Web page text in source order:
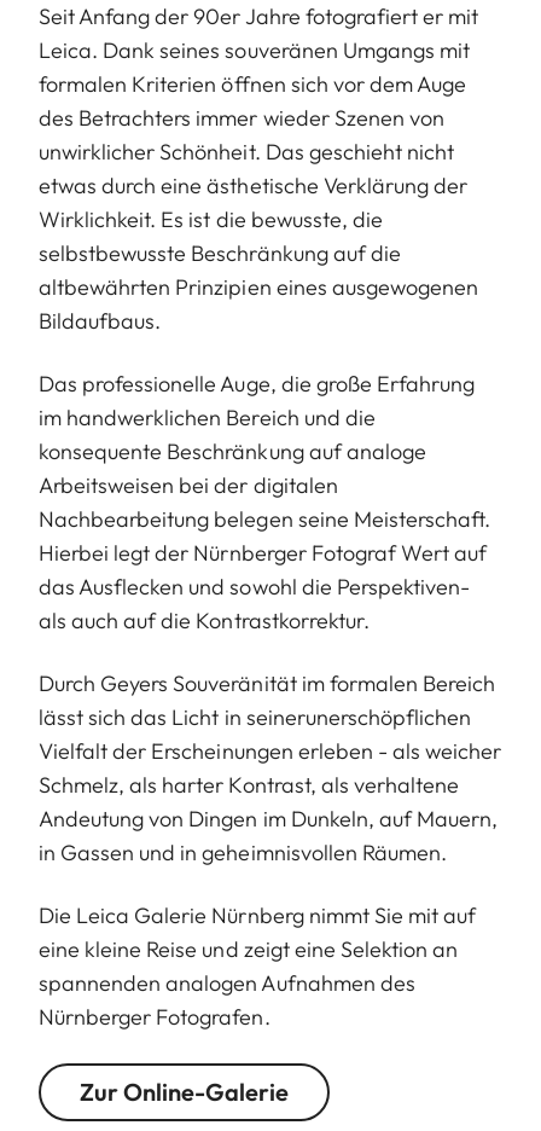
Seit Anfang der 90er Jahre fotografiert er mit
Leica. Dank seines souveränen Umgangs mit
formalen Kriterien öffnen sich vor dem Auge
des Betrachters immer wieder Szenen von
unwirklicher Schönheit. Das geschieht nicht
etwas durch eine ästhetische Verklärung der
Wirklichkeit. Es ist die bewusste, die
selbstbewusste Beschränkung auf die
altbewährten Prinzipien eines ausgewogenen
Bildaufbaus.
Das professionelle Auge, die große Erfahrung
im handwerklichen Bereich und die
konsequente Beschränkung auf analoge
Arbeitsweisen bei der digitalen
Nachbearbeitung belegen seine Meisterschaft.
Hierbei legt der Nürnberger Fotograf Wert auf
das Ausflecken und sowohl die Perspektiven-
als auch auf die Kontrastkorrektur.
Durch Geyers Souveränität im formalen Bereich
lässt sich das Licht in seinerunerschöpflichen
Vielfalt der Erscheinungen erleben - als weicher
Schmelz, als harter Kontrast, als verhaltene
Andeutung von Dingen im Dunkeln, auf Mauern,
in Gassen und in geheimnisvollen Räumen.
Die Leica Galerie Nürnberg nimmt Sie mit auf
eine kleine Reise und zeigt eine Selektion an
spannenden analogen Aufnahmen des
Nürnberger Fotografen.
Zur Online-Galerie